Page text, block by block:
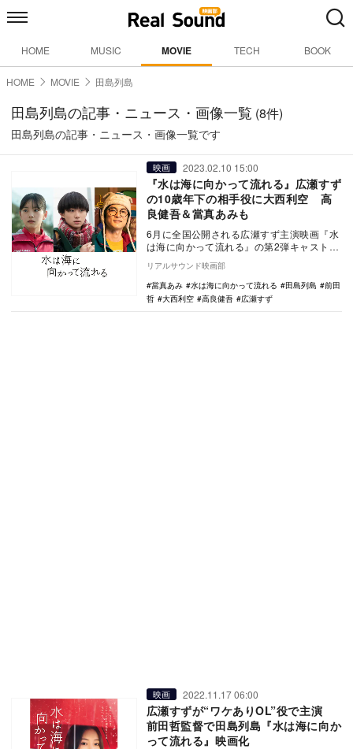
HOME MUSIC MOVIE TECH BOOK
HOME MOVIE 田島列島
田島列島の記事・ニュース・画像一覧 (8件)
田島列島の記事・ニュース・画像一覧です
映画 2023.02.10 15:00
『水は海に向かって流れる』広瀬すず
の10歳年下の相手役に大西利空 高
良健吾＆當真あみも
6月に全国公開される広瀬すず主演映画『水
は海に向かって流れる』の第2弾キャストと
して、大西利空、高良健吾、當真あみの出
演が発表さ…
リアルサウンド映画部
當真あみ
水は海に向かって流れる 田島列島
前田
哲
大西利空 高良健吾 広瀬すず
映画 2022.11.17 06:00
広瀬すずが“ワケありOL”役で主演
前田哲監督で田島列島『水は海に向か
って流れる』映画化